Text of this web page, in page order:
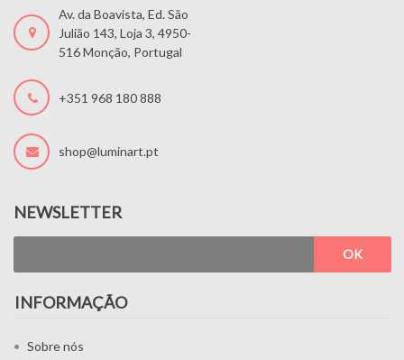
Av. da Boavista, Ed. São
Julião 143, Loja 3, 4950-
516 Monção, Portugal
+351 968 180 888
shop@luminart.pt
NEWSLETTER
OK
INFORMAÇÃO
Sobre nós